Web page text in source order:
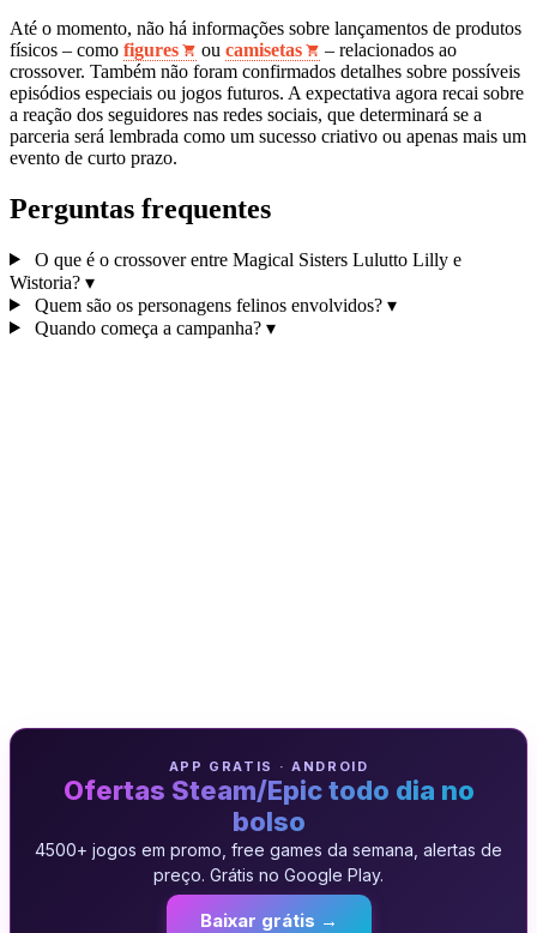
Até o momento, não há informações sobre lançamentos de produtos
físicos – como figures ou camisetas
– relacionados ao
crossover. Também não foram confirmados detalhes sobre possíveis
episódios especiais ou jogos futuros. A expectativa agora recai sobre
a reação dos seguidores nas redes sociais, que determinará se a
parceria será lembrada como um sucesso criativo ou apenas mais um
evento de curto prazo.
Perguntas frequentes
O que é o crossover entre Magical Sisters Lulutto Lilly e
Wistoria? ▾
Quem são os personagens felinos envolvidos? ▾
Quando começa a campanha? ▾
APP GRATIS · ANDROID
Ofertas Steam/Epic todo dia no
bolso
4500+ jogos em promo, free games da semana, alertas de
preço. Grátis no Google Play.
Baixar grátis →